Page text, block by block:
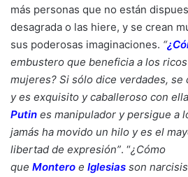
más personas que no están
desagrada o las hiere, y se crean
sus poderosas imaginaciones. “¿
embustero que beneficia a los
mujeres? Si sólo dice verdades,
y es exquisito y caballeroso con
Putin es manipulador y persigue a
jamás ha movido un hilo y es el
libertad de expresión”. “¿Cómo
que Montero e Iglesias son